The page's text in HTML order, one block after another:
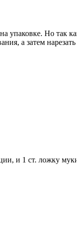
Но так
а затем
и 1 ст. ложку